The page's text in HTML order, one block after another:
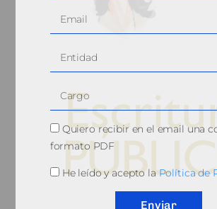
Quiero recibir en el email una
formato PDF
He leído y acepto laPolítica de
Enviar